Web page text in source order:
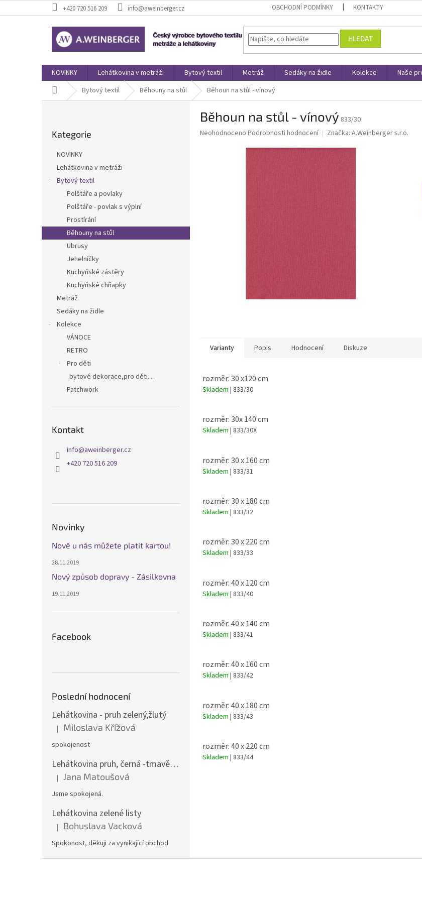
na
+420 720 516 209 info@aweinberger.cz OBCHODNÍ PODMÍNKY KONTAKTY
HLEDAT
NOVINKY Lehátkovina v metráži Bytový textil Metráž Sedáky na židle Kolekce Naše
Domů Bytový textil Běhouny na stůl Běhoun na stůl - vínový
n
e
kategorie
Kategorie
NOVINKY
Lehátkovina v metráži
Bytový textil
Polštáře a povlaky
Polštáře - povlak s výplní
Prostírání
Běhouny na stůl
Ubrusy
Jehelníčky
Kuchyňské zástěry
Kuchyňské chňapky
Metráž
Sedáky na židle
Kolekce
VÁNOCE
RETRO
Pro děti
bytové dekorace,pro děti....
Patchwork
Kontakt
info@aweinberger.cz
+420 720 516 209
Novinky
Nově u nás můžete platit kartou!
28.11.2019
Nový způsob dopravy - Zásilkovna
19.11.2019
Facebook
Poslední hodnocení
Lehátkovina - pruh zelený,žlutý
Hodnocení produktu je 5 z 5 hvězdiček.
| Miloslava Křížová
spokojenost
Lehátkovina pruh, černá -tmavě béžová šíře 45 cm
Hodnocení produktu je 5 z 5 hvězdiček.
| Jana Matoušová
Jsme spokojená.
Lehátkovina zelené listy
Hodnocení produktu je 5 z 5 hvězdiček.
| Bohuslava Vacková
Spokonost, děkuji za vynikající obchod
Běhoun na stůl - vínový 833/30
Průměrné
Neohodnoceno Podrobnosti hodnocení Značka: A.Weinberger s.r.o.
Varianty Popis Hodnocení Diskuze
rozměr: 30 x120 cm
Skladem | 833/30
rozměr: 30x 140 cm
Skladem | 833/30X
rozměr: 30 x 160 cm
Skladem | 833/31
rozměr: 30 x 180 cm
Skladem | 833/32
rozměr: 30 x 220 cm
Skladem | 833/33
rozměr: 40 x 120 cm
Skladem | 833/40
rozměr: 40 x 140 cm
Skladem | 833/41
rozměr: 40 x 160 cm
Skladem | 833/42
rozměr: 40 x 180 cm
Skladem | 833/43
rozměr: 40 x 220 cm
Skladem | 833/44